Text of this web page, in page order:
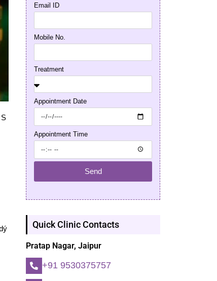
Email ID
Mobile No.
Treatment
Appointment Date
Appointment Time
Send
Quick Clinic Contacts
Pratap Nagar, Jaipur
+91 9530375757